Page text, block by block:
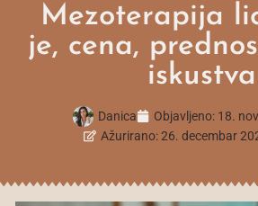
Mezoterapija
je, cena,
iskustva
Danica Objavljeno: 18.
Ažurirano: 26. decembar